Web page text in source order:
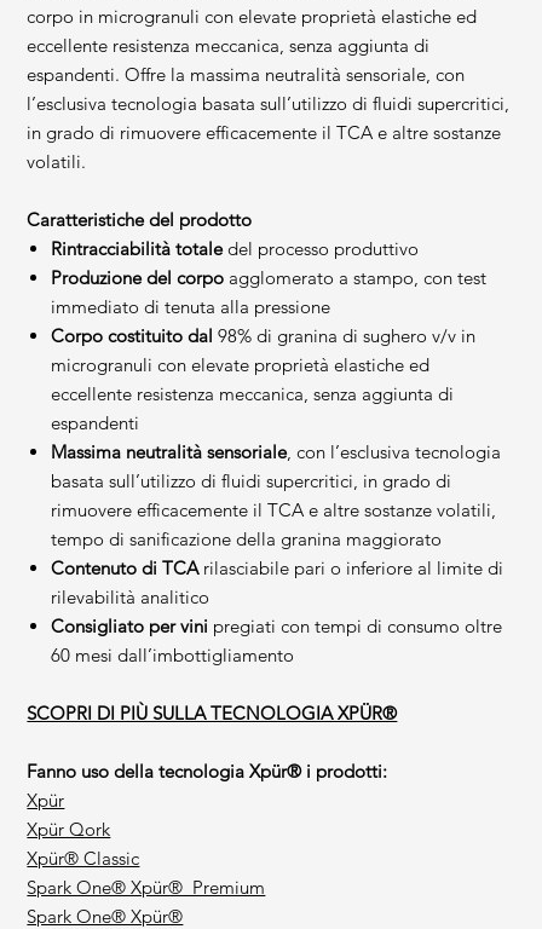
corpo in microgranuli con elevate proprietà elastiche ed
eccellente resistenza meccanica, senza aggiunta di
espandenti. Offre la massima neutralità sensoriale, con
l’esclusiva tecnologia basata sull’utilizzo di fluidi supercritici,
in grado di rimuovere efficacemente il TCA e altre sostanze
volatili.
Caratteristiche del prodotto
Rintracciabilità totaledel processo produttivo
Produzione del corpo agglomerato a stampo, con test
immediato di tenuta alla pressione
Corpo costituito dal 98% di granina di sughero v/v in
microgranuli con elevate proprietà elastiche ed
eccellente resistenza meccanica, senza aggiunta di
espandenti
Massima neutralità sensoriale, con l’esclusiva tecnologia
basata sull’utilizzo di fluidi supercritici, in grado di
rimuovere efficacemente il TCA e altre sostanze volatili,
tempo di sanificazione della granina maggiorato
Contenuto di TCArilasciabile pari o inferiore al limite di
rilevabilità analitico
Consigliato per vini pregiati con tempi di consumo oltre
60 mesi dall’imbottigliamento
SCOPRI DI PIÙ SULLA TECNOLOGIA XPÜR®
Fanno uso della tecnologia Xpür® i prodotti:
Xpür
Xpür Qork
Xpür® Classic
Spark One® Xpür® Premium
Spark One® Xpür®